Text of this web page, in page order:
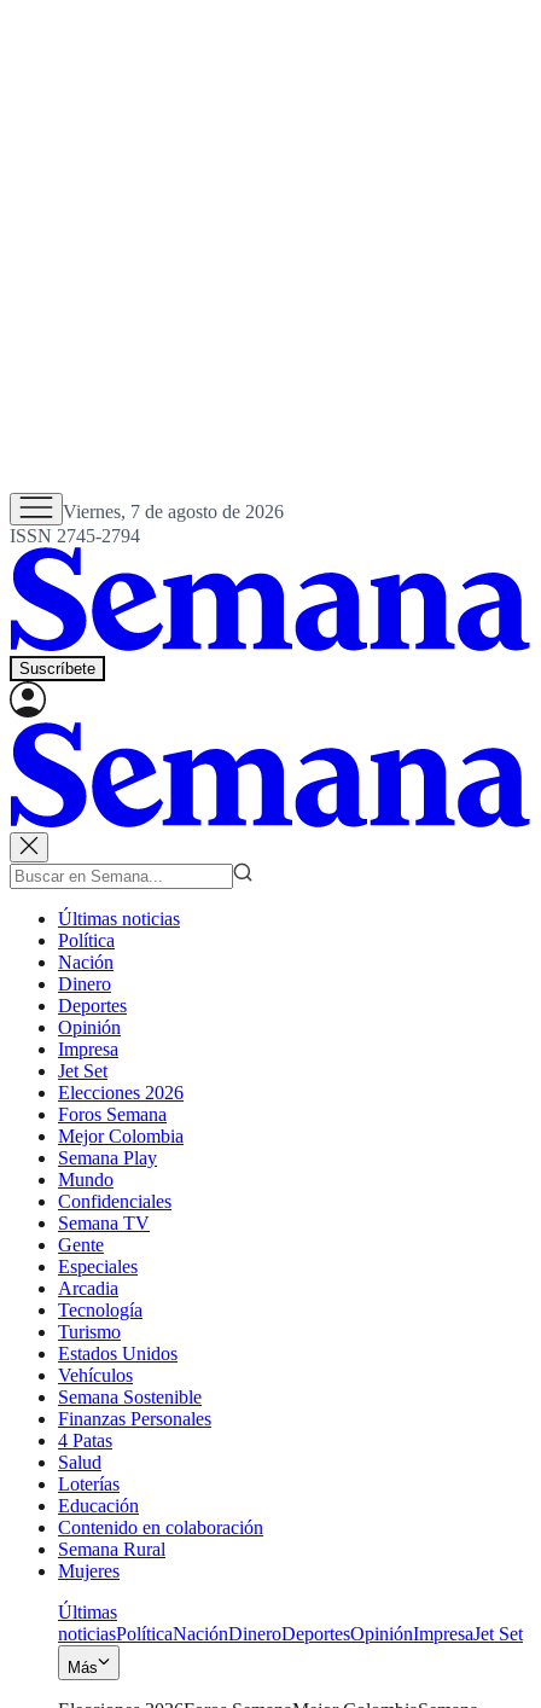
Viernes, 7 de agosto de 2026
ISSN 2745-2794
Suscríbete
Últimas noticias
Política
Nación
Dinero
Deportes
Opinión
Impresa
Jet Set
Elecciones 2026
Foros Semana
Mejor Colombia
Semana Play
Mundo
Confidenciales
Semana TV
Gente
Especiales
Arcadia
Tecnología
Turismo
Estados Unidos
Vehículos
Semana Sostenible
Finanzas Personales
4 Patas
Salud
Loterías
Educación
Contenido en colaboración
Semana Rural
Mujeres
Últimas
noticiasPolíticaNaciónDineroDeportesOpiniónImpresaJet Set
Más